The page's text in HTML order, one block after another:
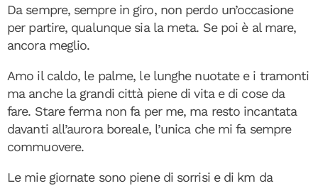
Da sempre, sempre in giro, non perdo un’occasione
per partire, qualunque sia la meta. Se poi è al mare,
ancora meglio.
Amo il caldo, le palme, le lunghe nuotate e i tramonti
ma anche la grandi città piene di vita e di cose da
fare. Stare ferma non fa per me, ma resto incantata
davanti all’aurora boreale, l’unica che mi fa sempre
commuovere.
Le mie giornate sono piene di sorrisi e di km da